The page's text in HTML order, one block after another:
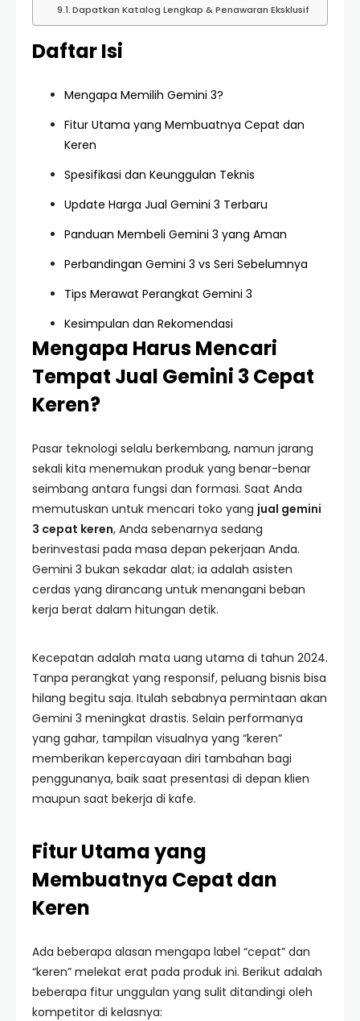
Dapatkan Katalog Lengkap & Penawaran Eksklusif
Daftar Isi
Mengapa Memilih Gemini 3?
Fitur Utama yang Membuatnya Cepat dan
Keren
Spesifikasi dan Keunggulan Teknis
Update Harga Jual Gemini 3 Terbaru
Panduan Membeli Gemini 3 yang Aman
Perbandingan Gemini 3 vs Seri Sebelumnya
Tips Merawat Perangkat Gemini 3
Kesimpulan dan Rekomendasi
Mengapa Harus Mencari
Tempat Jual Gemini 3 Cepat
Keren?
Pasar teknologi selalu berkembang, namun jarang
sekali kita menemukan produk yang benar-benar
seimbang antara fungsi dan formasi. Saat Anda
memutuskan untuk mencari toko yang jual gemini
3 cepat keren, Anda sebenarnya sedang
berinvestasi pada masa depan pekerjaan Anda.
Gemini 3 bukan sekadar alat; ia adalah asisten
cerdas yang dirancang untuk menangani beban
kerja berat dalam hitungan detik.
Kecepatan adalah mata uang utama di tahun 2024.
Tanpa perangkat yang responsif, peluang bisnis bisa
hilang begitu saja. Itulah sebabnya permintaan akan
Gemini 3 meningkat drastis. Selain performanya
yang gahar, tampilan visualnya yang “keren”
memberikan kepercayaan diri tambahan bagi
penggunanya, baik saat presentasi di depan klien
maupun saat bekerja di kafe.
Fitur Utama yang
Membuatnya Cepat dan
Keren
Ada beberapa alasan mengapa label “cepat” dan
“keren” melekat erat pada produk ini. Berikut adalah
beberapa fitur unggulan yang sulit ditandingi oleh
kompetitor di kelasnya: